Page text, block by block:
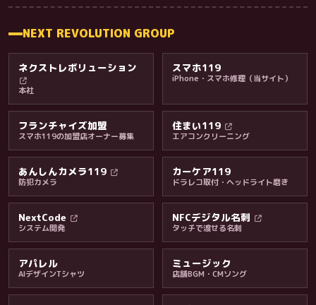
料金・保証・ご案内
NEXT REVOLUTION GROUP
ネクストレボリューション
本社
スマホ119
iPhone・スマホ修理（当サイト）
フランチャイズ加盟
スマホ119の加盟店オーナー募集
住まい119
エアコンクリーニング
あんしんカメラ119
防犯カメラ
カーケア119
ドラレコ取付・ヘッドライト磨き
NextCode
システム開発
NFCデジタル名刺
タッチで渡せる名刺
アパレル
AIデザインTシャツ
ミュージック
店舗BGM・CMソング